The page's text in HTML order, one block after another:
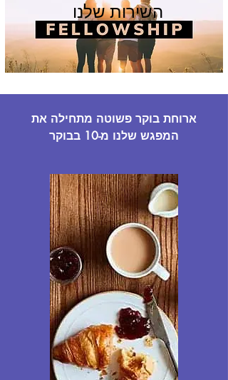
השירות שלנו
ארוחת בוקר פשוטה מתחילה את
המפגש שלנו מ-10 בבוקר